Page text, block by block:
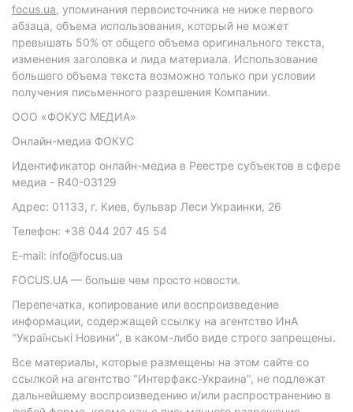
focus.ua, упоминания первоисточника не ниже первого
абзаца, объема использования, который не может
превышать 50% от общего объема оригинального текста,
изменения заголовка и лида материала. Использование
большего объема текста возможно только при условии
получения письменного разрешения Компании.
ООО «ФОКУС МЕДИА»
Онлайн-медиа ФОКУС
Идентификатор онлайн-медиа в Реестре субъектов в сфере
медиа - R40-03129
Адрес: 01133, г. Киев, бульвар Леси Украинки, 26
Телефон: +38 044 207 45 54
E-mail: info@focus.ua
FOCUS.UA — больше чем просто новости.
Перепечатка, копирование или воспроизведение
информации, содержащей ссылку на агентство ИнА
"Українські Новини", в каком-либо виде строго запрещены.
Все материалы, которые размещены на этом сайте со
ссылкой на агентство "Интерфакс-Украина", не подлежат
дальнейшему воспроизведению и/или распространению в